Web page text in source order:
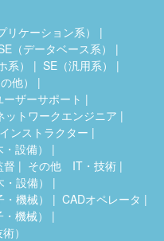
ケーション系）
（データベース系）
）
SE（汎用系）
他）
ザーサポート
ットワークエンジニア
ンストラクター
設備）
督
その他 IT・技術
設備）
機械）
CADオペレータ
機械）
）